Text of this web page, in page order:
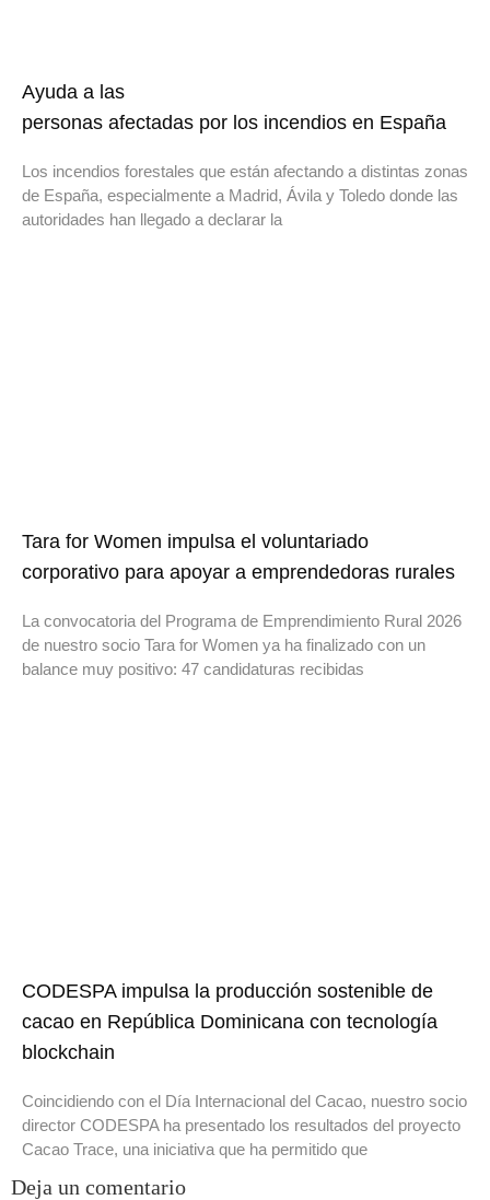
Ayuda a las
personas afectadas por los incendios en España
Los incendios forestales que están afectando a distintas zonas
de España, especialmente a Madrid, Ávila y Toledo donde las
autoridades han llegado a declarar la
Tara for Women impulsa el voluntariado
corporativo para apoyar a emprendedoras rurales
La convocatoria del Programa de Emprendimiento Rural 2026
de nuestro socio Tara for Women ya ha finalizado con un
balance muy positivo: 47 candidaturas recibidas
CODESPA impulsa la producción sostenible de
cacao en República Dominicana con tecnología
blockchain
Coincidiendo con el Día Internacional del Cacao, nuestro socio
director CODESPA ha presentado los resultados del proyecto
Cacao Trace, una iniciativa que ha permitido que
Deja un comentario